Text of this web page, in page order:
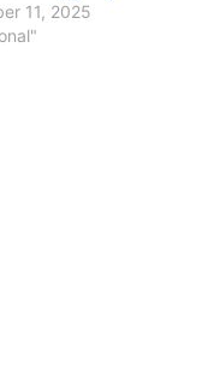
11, 2025